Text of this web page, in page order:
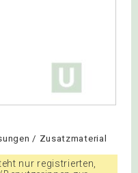
/ Zusatzmaterial
nur registrierten,